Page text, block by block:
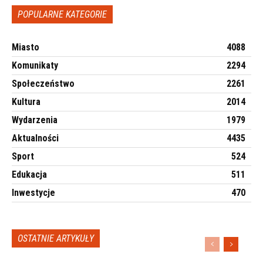
POPULARNE KATEGORIE
Miasto
4088
Komunikaty
2294
Społeczeństwo
2261
Kultura
2014
Wydarzenia
1979
Aktualności
4435
Sport
524
Edukacja
511
Inwestycje
470
OSTATNIE ARTYKUŁY